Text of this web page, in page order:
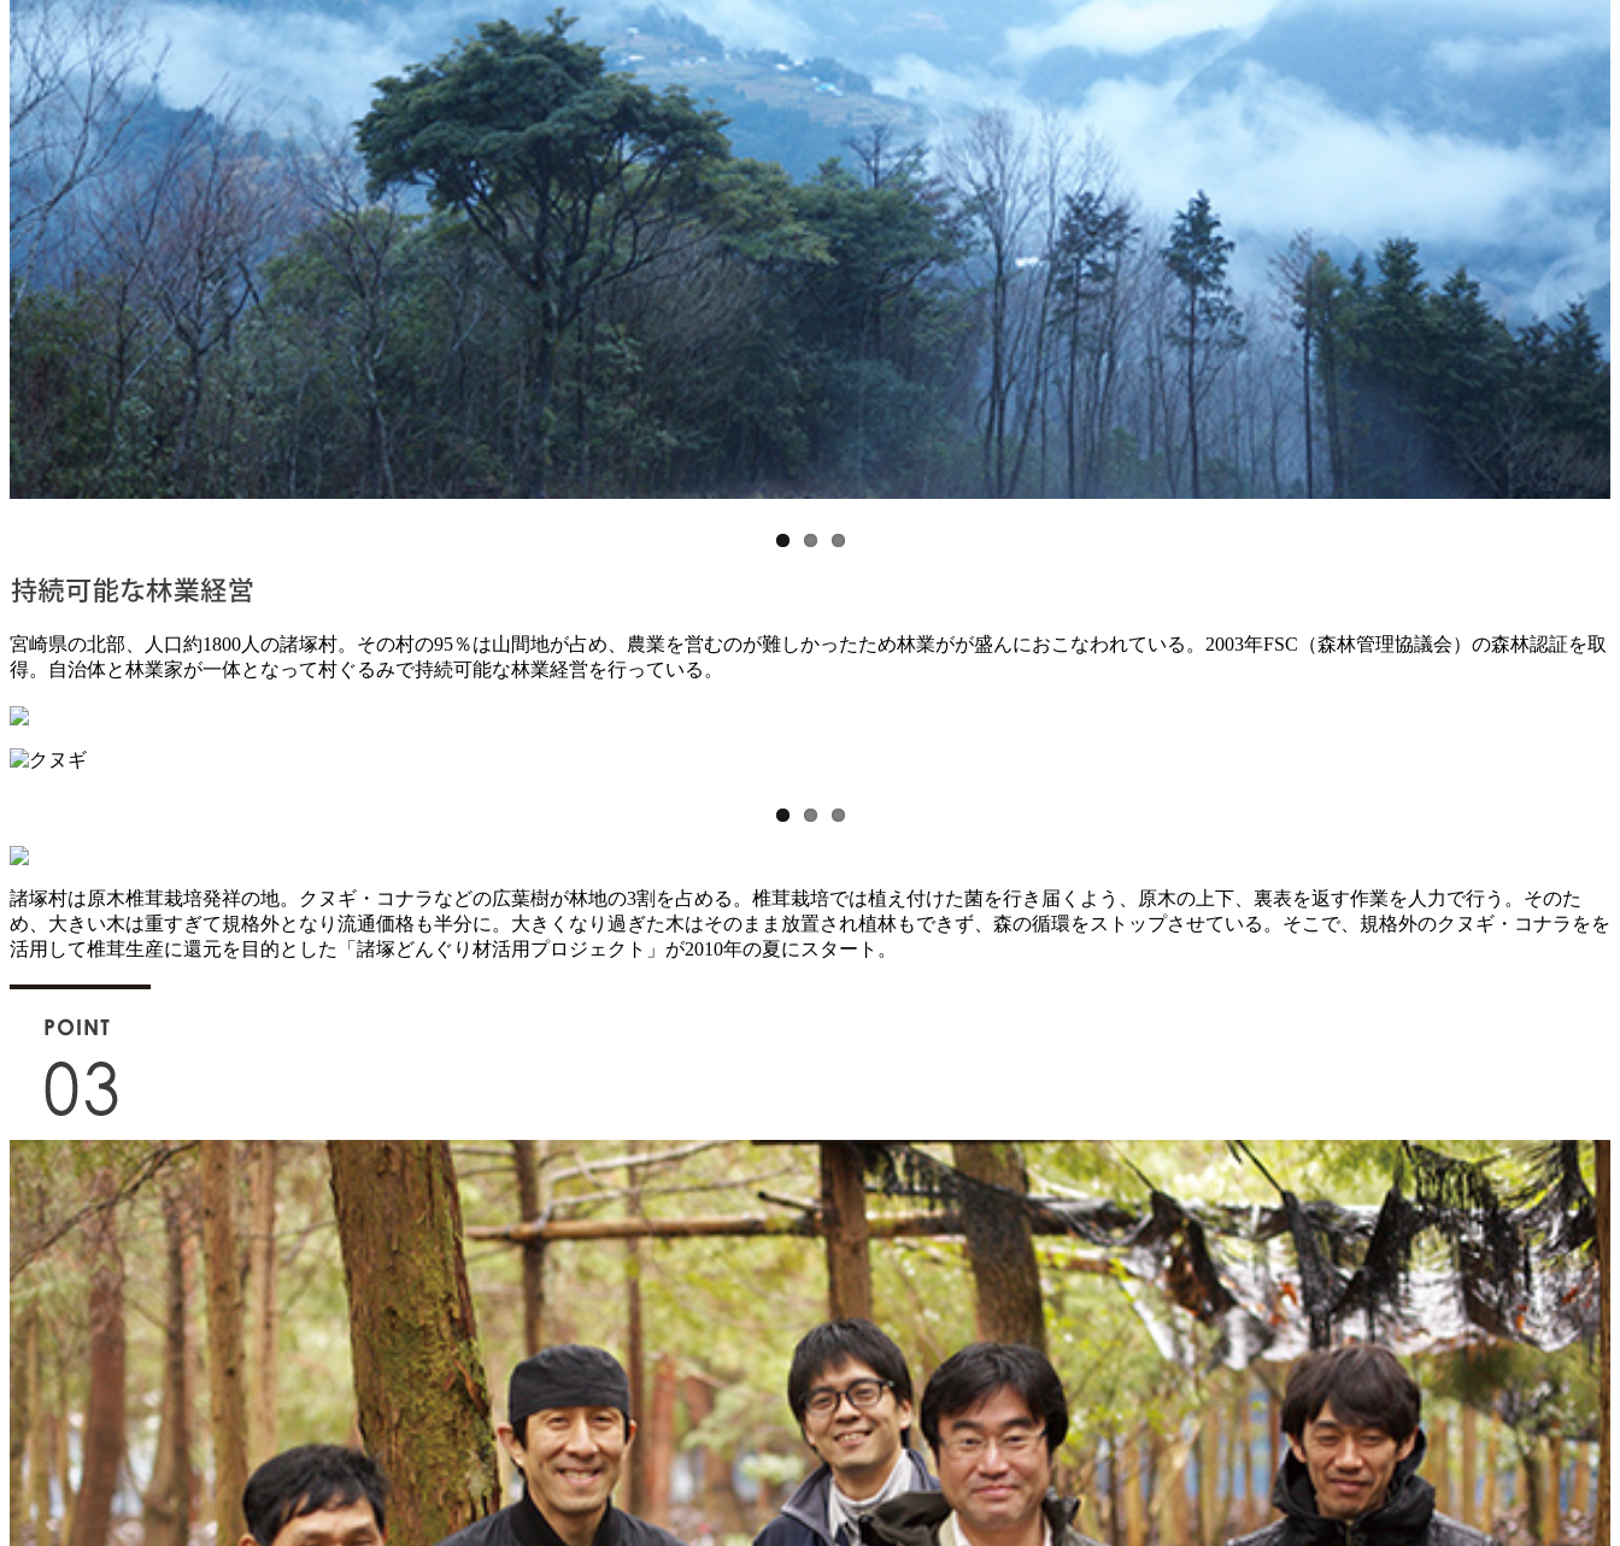
宮崎県の北部、人口約1800人の諸塚村。その村の95％は山間地が占め、農業を営むのが難しかったため林業がが盛んにおこなわれている。2003年FSC（森林管理協議会）の森林認証を取
得。自治体と林業家が一体となって村ぐるみで持続可能な林業経営を行っている。
諸塚村は原木椎茸栽培発祥の地。クヌギ・コナラなどの広葉樹が林地の3割を占める。椎茸栽培では植え付けた菌を行き届くよう、原木の上下、裏表を返す作業を人力で行う。そのた
め、大きい木は重すぎて規格外となり流通価格も半分に。大きくなり過ぎた木はそのまま放置され植林もできず、森の循環をストップさせている。そこで、規格外のクヌギ・コナラをを
活用して椎茸生産に還元を目的とした「諸塚どんぐり材活用プロジェクト」が2010年の夏にスタート。